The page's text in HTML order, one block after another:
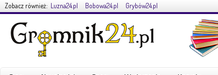
Zobacz również: Luzna24.pl Bobowa24.pl Grybów24.pl